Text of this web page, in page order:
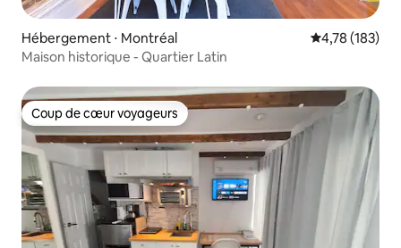
Hébergement ⋅ Montréal Évaluation
4,78 (183)
Maison historique - Quartier Latin
Coup de cœur voyageurs
Coup de cœur voyageurs